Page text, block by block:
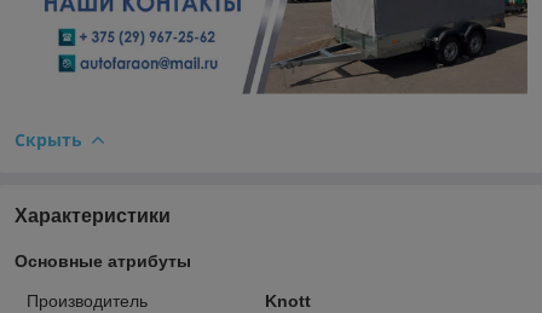
Скрыть
Характеристики
Основные атрибуты
Производитель
Knott